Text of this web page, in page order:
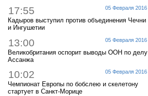
05 Февраля 2016
17:55
Кадыров выступил против объединения Чечни
и Ингушетии
05 Февраля 2016
13:00
Великобритания оспорит выводы ООН по делу
Ассанжа
05 Февраля 2016
10:02
Чемпионат Европы по бобслею и скелетону
стартует в Санкт-Морице